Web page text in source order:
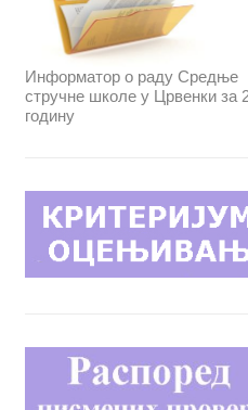
Информатор о раду Средње
стручне школе у Црвенки за
годину